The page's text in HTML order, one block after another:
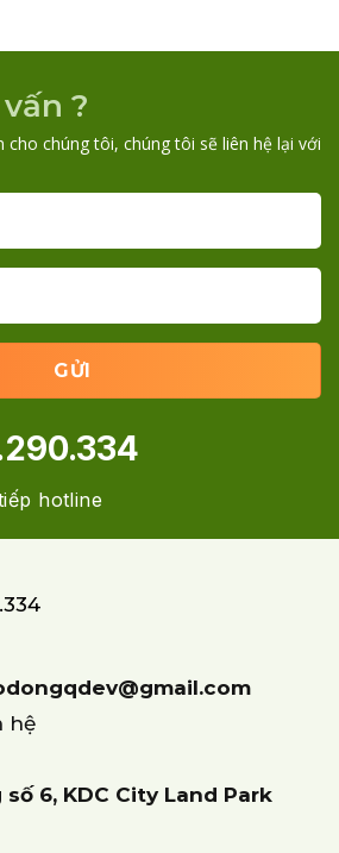
?
cho chúng tôi, chúng tôi sẽ liên hệ lại với
hotline
hệ
số 6, KDC City Land Park